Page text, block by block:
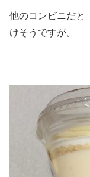
他のコンビニだと
けそうですが。